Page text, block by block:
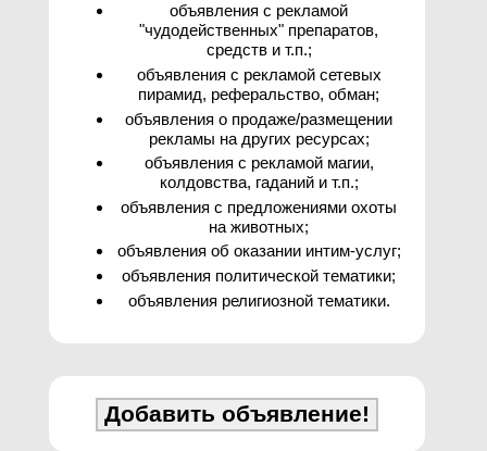
объявления с рекламой
"чудодейственных" препаратов,
средств и т.п.;
объявления с рекламой сетевых
пирамид, реферальство, обман;
объявления о продаже/размещении
рекламы на других ресурсах;
объявления с рекламой магии,
колдовства, гаданий и т.п.;
объявления с предложениями охоты
на животных;
объявления об оказании интим-услуг;
объявления политической тематики;
объявления религиозной тематики.